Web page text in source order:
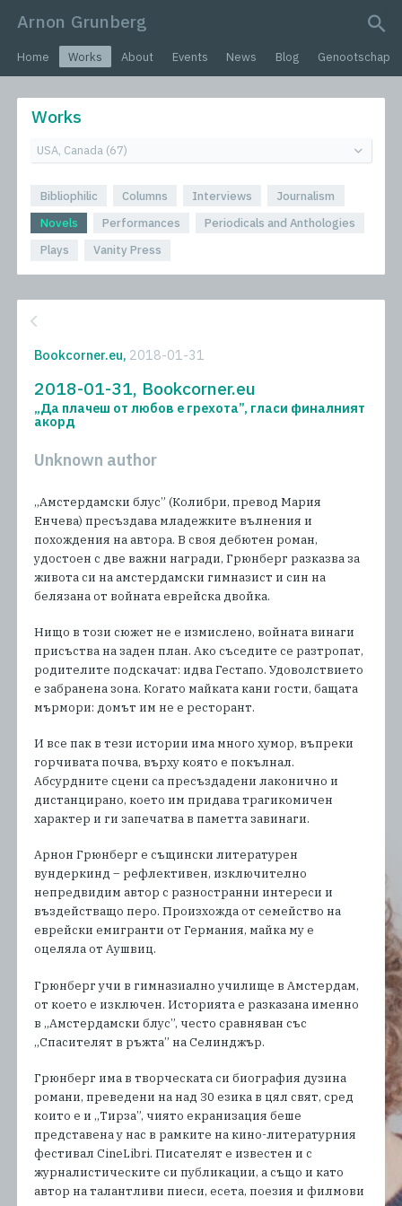
Arnon Grunberg
Home Works About Events News Blog Genootschap
Works
Bibliophilic Columns Interviews
Journalism
Novels
Performances
Periodicals and Anthologies
Plays
Vanity Press
Bookcorner.eu, 2018-01-31
2018-01-31, Bookcorner.eu
„Да плачеш от любов е грехота”, гласи финалният
акорд
Unknown author
„Амстердамски блус” (Колибри, превод Мария
Енчева) пресъздава младежките вълнения и
похождения на автора. В своя дебютен роман,
удостоен с две важни награди, Грюнберг разказва за
живота си на амстердамски гимназист и син на
белязана от войната еврейска двойка.
Нищо в този сюжет не е измислено, войната винаги
присъства на заден план. Ако съседите се разтропат,
родителите подскачат: идва Гестапо. Удоволствието
е забранена зона. Когато майката кани гости, бащата
мърмори: домът им не е ресторант.
И все пак в тези истории има много хумор, въпреки
горчивата почва, върху която е покълнал.
Абсурдните сцени са пресъздадени лаконично и
дистанцирано, което им придава трагикомичен
характер и ги запечатва в паметта завинаги.
Арнон Грюнберг е същински литературен
вундеркинд – рефлективен, изключително
непредвидим автор с разностранни интереси и
въздействащо перо. Произхожда от семейство на
еврейски емигранти от Германия, майка му е
оцеляла от Аушвиц.
Грюнберг учи в гимназиално училище в Амстердам,
от което е изключен. Историята е разказана именно
в „Амстердамски блус”, често сравняван със
„Спасителят в ръжта” на Селинджър.
Грюнберг има в творческата си биография дузина
романи, преведени на над 30 езика в цял свят, сред
които е и „Тирза”, чиято екранизация беше
представена у нас в рамките на кино-литературния
фестивал CineLibri. Писателят е известен и с
журналистическите си публикации, а също и като
автор на талантливи пиеси, есета, поезия и филмови